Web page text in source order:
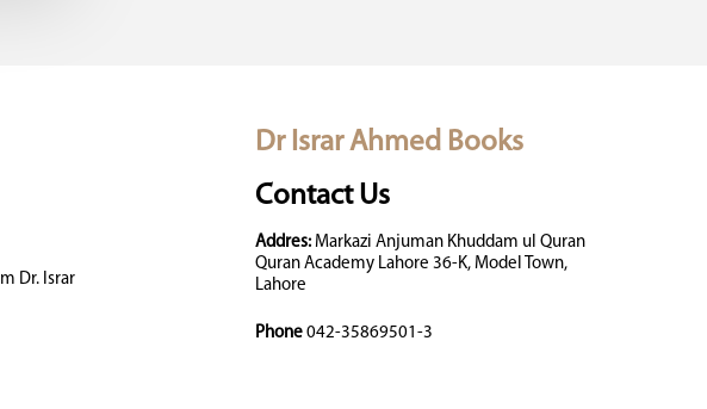
Dr Israr Ahmed Books
Contact Us
Addres:Markazi Anjuman Khuddam ul Quran
Quran Academy Lahore 36-K, Model Town,
Lahore
Phone 042-35869501-3
Dr. Israr